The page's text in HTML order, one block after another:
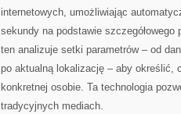
internetowych, umożliwiając
sekundy na podstawie
ten analizuje setki parametrów – od
po aktualną lokalizację – aby określić,
konkretnej osobie. Ta technologia
tradycyjnych mediach.